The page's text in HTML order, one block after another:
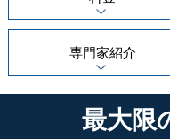
専門家紹介
最大限